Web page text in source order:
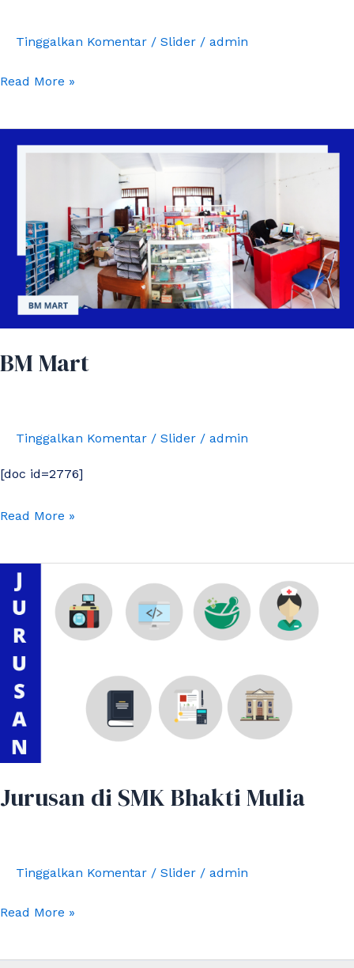
Tinggalkan Komentar / Slider / admin
Read More »
BM Mart
Tinggalkan Komentar / Slider / admin
[doc id=2776]
Read More »
Jurusan di SMK Bhakti Mulia
Tinggalkan Komentar / Slider / admin
Jurusan
SMK
Bhakti
Mulia
Read More »